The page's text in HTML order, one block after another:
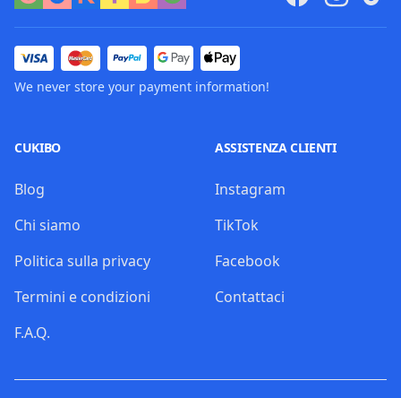
We never store your payment information!
CUKIBO
Blog
Chi siamo
Politica sulla privacy
Termini e condizioni
F.A.Q.
ASSISTENZA CLIENTI
Instagram
TikTok
Facebook
Contattaci